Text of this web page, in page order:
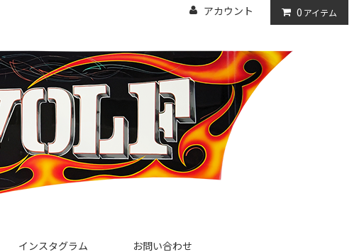
アカウント 0 アイテム
インスタグラム お問い合わせ